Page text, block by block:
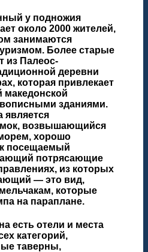
у подножия
около 2000 жителей,
занимаются
Более старые
из Палеос-
деревни
которая привлекает
македонской
зданиями.
является
возвышающийся
хорошо
посещаемый
потрясающие
из которых
— это вид,
которые
на параплане.
есть отели и места
категорий,
таверны,